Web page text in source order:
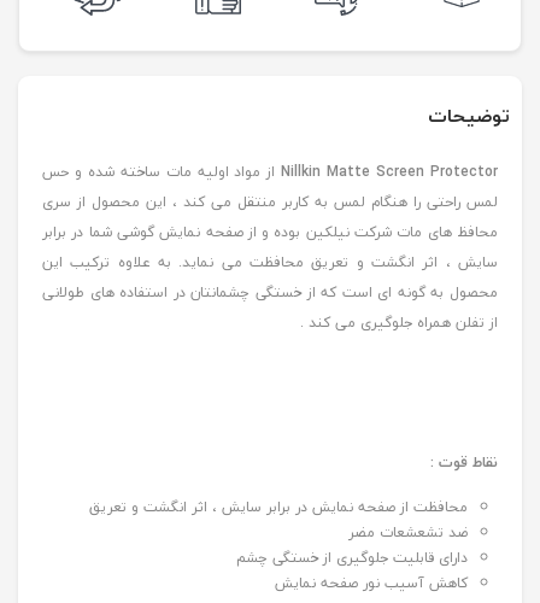
توضیحات
Nillkin Matte Screen Protectorاز مواد اولیه مات ساخته شده و حس
لمس راحتی را هنگام لمس به کاربر منتقل می کند ، این محصول از سری
محافظ های مات شرکت نیلکین بوده و از صفحه نمایش گوشی شما در برابر
سایش ، اثر انگشت و تعریق محافظت می نماید. به علاوه ترکیب این
محصول به گونه ای است که از خستگی چشمانتان در استفاده های طولانی
از تفلن همراه جلوگیری می کند .
نقاط قوت :
محافظت از صفحه نمایش در برابر سایش ، اثر انگشت و تعریق
ضد تشعشعات مضر
دارای قابلیت جلوگیری از خستگی چشم
کاهش آسیب نور صفحه نمایش